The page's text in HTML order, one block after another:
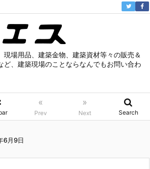
現場用品、建築金物、建築資材等々の販売＆
ど、建築現場のことならなんでもお問い合わ
«
Prev
»
Next Search
6月9日